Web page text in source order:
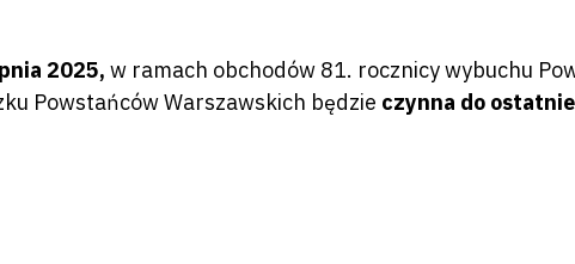
2025, w ramach obchodów 81. rocznicy wybuchu
Powstańców Warszawskich będzie czynna do